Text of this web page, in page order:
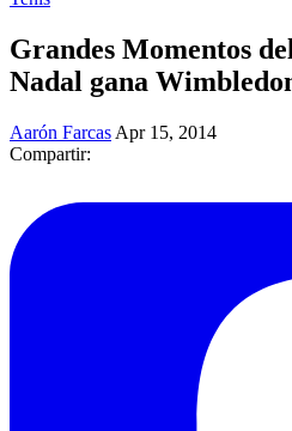
Grandes Momentos
Nadal gana
Aarón Farcas Apr 15, 2014
Compartir: